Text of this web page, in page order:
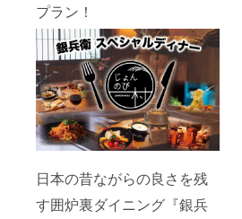
プラン！
日本の昔ながらの良さを残
す囲炉裏ダイニング『銀兵